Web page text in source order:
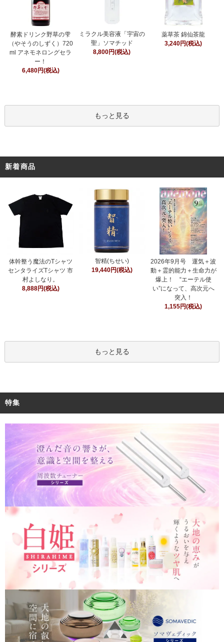
酵素ドリンク野草の雫
（やそうのしずく）720
ml アネモネロングセラ
ー！
6,480円(税込)
ミラクル美容液「宇宙の
聖」ソマチッド
8,800円(税込)
薬草茶 錦仙茶龍
3,240円(税込)
もっと見る
新着商品
体幹整う魔法のTシャツ
センタライズTシャツ 市
村よしなり。
8,888円(税込)
智精(ちせい)
19,440円(税込)
2026年9月号 運気＋波
動＋霊的能力＋生命力が
爆上！ “エーテル使
い”になって、高次元へ
突入！
1,155円(税込)
もっと見る
特集